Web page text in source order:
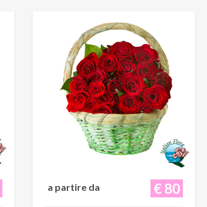
€ 80
a partire da